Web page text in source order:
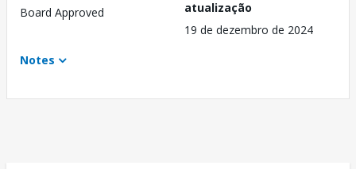
Board Approved
atualização
19 de dezembro de 2024
Notes